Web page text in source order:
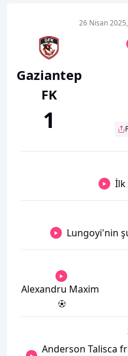
Gaziantep
FK
1
26 Nisan
İlk
Lungoyi'nin
Alexandru Maxim
Anderson Talisca